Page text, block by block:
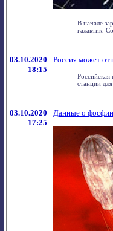
В начале
галактик.
03.10.2020
18:15
Россия может
станции
03.10.2020
17:25
Данные о